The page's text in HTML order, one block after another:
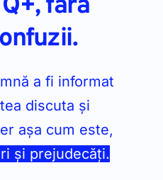
a fi informat
discuta și
și prejudecăți.